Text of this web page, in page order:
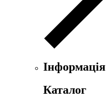
Інформація
Каталог